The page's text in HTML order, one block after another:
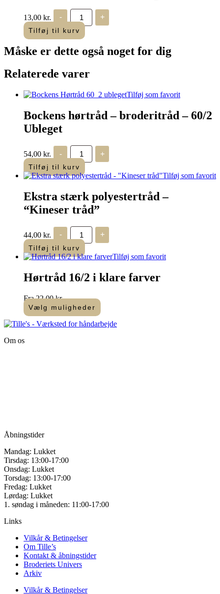
13,00 kr. -
DMC
Laine
Colbert
-
-
+
Tilføj til kurv
Måske er dette også noget for dig
Relaterede varer
Tilføj som favorit
Bockens hørtråd – broderitråd – 60/2
Ubleget
54,00 kr. -
Bockens
hørtråd
-
broderitråd
-
Ubleget
antal
+
Tilføj til kurv
Tilføj som favorit
Ekstra stærk polyestertråd –
“Kineser tråd”
44,00 kr. -
Ekstra
stærk
polyestertråd
-
"Kineser
antal
+
Tilføj til kurv
Tilføj som favorit
Hørtråd 16/2 i klare farver
Fra22,00kr.
Vælg muligheder
Dette
vare
flere
Om os
Åbningstider
Mandag: Lukket
Tirsdag: 13:00-17:00
Onsdag: Lukket
Torsdag: 13:00-17:00
Fredag: Lukket
Lørdag: Lukket
1. søndag i måneden: 11:00-17:00
Links
Vilkår & Betingelser
Om Tille’s
Kontakt & åbningstider
Broderiets Univers
Arkiv
Vilkår & Betingelser